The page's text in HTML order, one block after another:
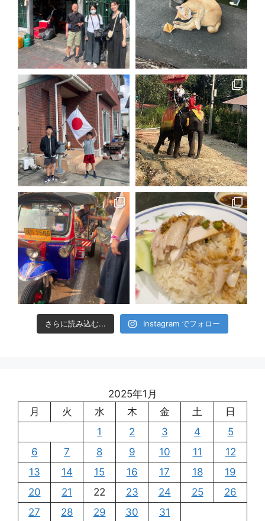
さらに読み込む... Instagram でフォロー
2025年1月
月
火 水 木 金 土
日
1
2 3 4
5
6
7 8 9 10 11
12
13
14 15 16 17 18
19
20
21 22 23 24 25
26
27
28 29 30 31